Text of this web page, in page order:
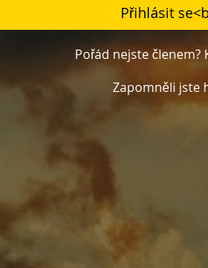
Pořád nejste členem?
Zapomněli jste